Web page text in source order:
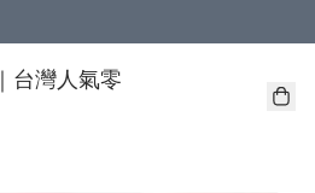
！（適用於 本地送貨、本地取貨 )
台灣人氣零